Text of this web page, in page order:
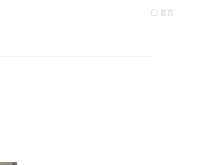
首页